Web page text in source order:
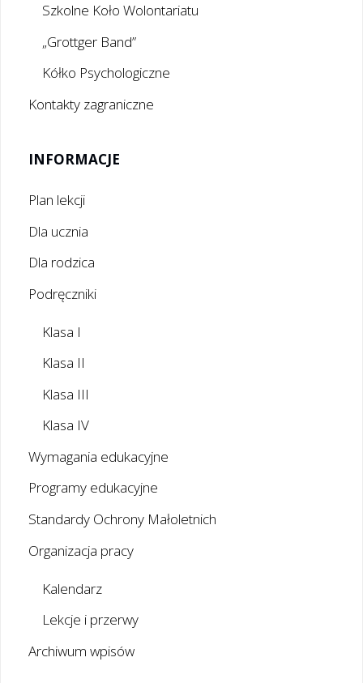
Szkolne Koło Wolontariatu
„Grottger Band”
Kółko Psychologiczne
Kontakty zagraniczne
INFORMACJE
Plan lekcji
Dla ucznia
Dla rodzica
Podręczniki
Klasa I
Klasa II
Klasa III
Klasa IV
Wymagania edukacyjne
Programy edukacyjne
Standardy Ochrony Małoletnich
Organizacja pracy
Kalendarz
Lekcje i przerwy
Archiwum wpisów